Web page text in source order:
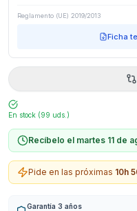
Reglamento (UE) 2019/2013
Ficha
En stock (99 uds.)
Recíbelo el martes 11 de
Pide en las próximas 10h
Garantía 3 años